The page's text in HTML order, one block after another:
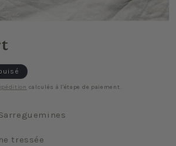
calculés à l'étape de paiement.
tressée